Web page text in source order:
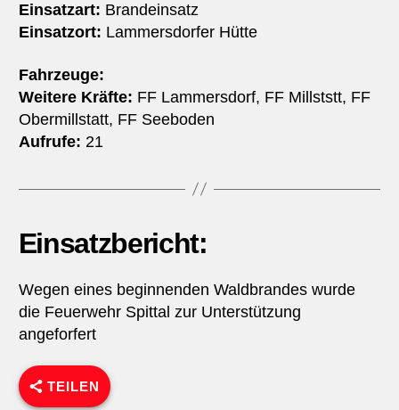
Einsatzart: Brandeinsatz
Einsatzort: Lammersdorfer Hütte
Fahrzeuge:
Weitere Kräfte: FF Lammersdorf, FF Millststt, FF
Obermillstatt, FF Seeboden
Aufrufe: 21
Einsatzbericht:
Wegen eines beginnenden Waldbrandes wurde
die Feuerwehr Spittal zur Unterstützung
angeforfert
TEILEN